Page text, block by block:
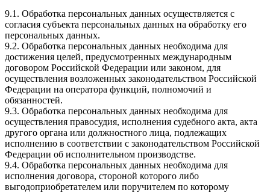
9.1. Обработка персональных данных осуществляется с
согласия субъекта персональных данных на обработку его
персональных данных.
9.2. Обработка персональных данных необходима для
достижения целей, предусмотренных международным
договором Российской Федерации или законом, для
осуществления возложенных законодательством Российской
Федерации на оператора функций, полномочий и
обязанностей.
9.3. Обработка персональных данных необходима для
осуществления правосудия, исполнения судебного акта, акта
другого органа или должностного лица, подлежащих
исполнению в соответствии с законодательством Российской
Федерации об исполнительном производстве.
9.4. Обработка персональных данных необходима для
исполнения договора, стороной которого либо
выгодоприобретателем или поручителем по которому